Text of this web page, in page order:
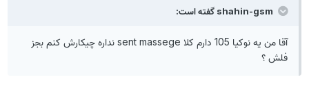
shahin-gsm گفته است:
آقا من یه نوکیا 105 دارم کلا sent massege نداره چیکارش کنم بجز
فلش ؟